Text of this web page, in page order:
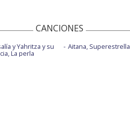
CANCIONES
y Yahritza y su
La perla
Aitana, Superestrella